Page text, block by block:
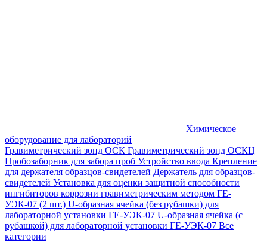
Химическое
оборудование для лабораторий
Гравиметрический зонд ОСК Гравиметрический зонд ОСКЦ
Пробозаборник для забора проб Устройство ввода Крепление
для держателя образцов-свидетелей Держатель для образцов-
свидетелей Установка для оценки защитной способности
ингибиторов коррозии гравиметрическим методом ГЕ-
УЭК-07 (2 шт.) U-образная ячейка (без рубашки) для
лабораторной установки ГЕ-УЭК-07 U-образная ячейка (с
рубашкой) для лабораторной установки ГЕ-УЭК-07 Все
категории